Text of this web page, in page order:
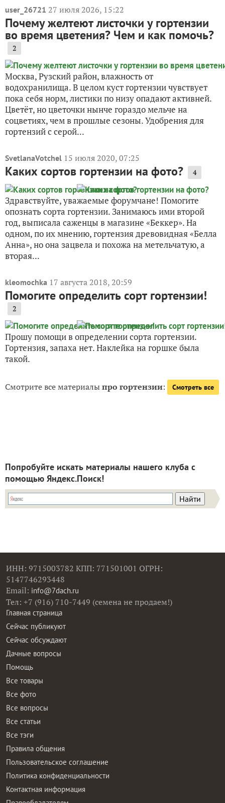
user_26721 27 июля 2026, 15:22
Почему желтеют листочки у гортензии
во время цветения? Чем и как помочь?
2
Москва, Рузский район, влажность от
водохранилища. В целом куст гортензии чувствует
пока себя норм, листики по низу опадают активней.
Цветёт, но цветочки нынче гораздо мельче на
соцветиях, чем в прошлые сезоны. Удобрения для
гортензий с серой...
SvetlanaVotchel 15 июля 2020, 07:25
Каких сортов гортензии на фото? 4
Здравствуйте, уважаемые форумчане! Помогите
опознать сорта гортензии. Занимаюсь ими второй
год, выписала саженцы в магазине «Беккер». На
одном, по их мнению, гортензия древовидная «Белла
Анна», но она зацвела и похожа на метельчатую, а
вторая...
kleomochka 17 августа 2018, 20:59
Помогите определить сорт гортензии!
2
Прошу помощи в определении сорта гортензии.
Гортензия, запаха нет. Наклейка на горшке была
такой.
Смотрите все материалыпро гортензии: Смотреть все
Попробуйте искать материалы нашего клуба с
помощью Яндекс.Поиск!
ИНН: 9715003782 КПП: 771501001 ОГРН:
5147746293448
Email: info@7dach.ru
Тел: +7 (916) 710-7449 (семена не продаем!)
Главная страница
Сейчас публикуют
Сейчас обсуждают
Дачные вопросы
Помощь
Все товары
Все фото
Все вопросы
Все статьи
Все тэги
Правила общения
Пользовательское соглашение
Политика конфиденциальности
Контактная информация